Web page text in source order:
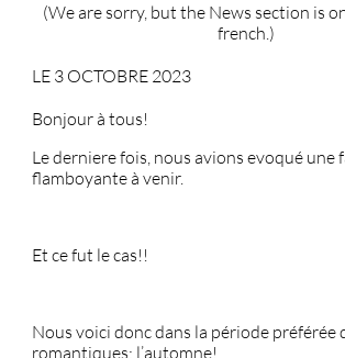
(We are sorry, but the News section is
french.)
LE 3 OCTOBRE 2023
Bonjour à tous!
Le derniere fois, nous avions evoqué une
flamboyante à venir.
Et ce fut le cas!!
Nous voici donc dans la période préférée
romantiques: l’automne!